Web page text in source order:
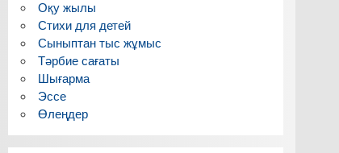
Оқу жылы
Стихи для детей
Сыныптан тыс жұмыс
Тәрбие сағаты
Шығарма
Эссе
Өлеңдер